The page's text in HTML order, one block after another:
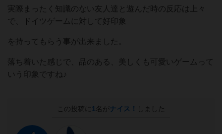
実際まったく知識のない友人達と遊んだ時の反応は上々
で、ドイツゲームに対して好印象
を持ってもらう事が出来ました。
落ち着いた感じで、品のある、美しくも可愛いゲームって
いう印象ですね♪
この投稿に 1 名がナイス！ しました